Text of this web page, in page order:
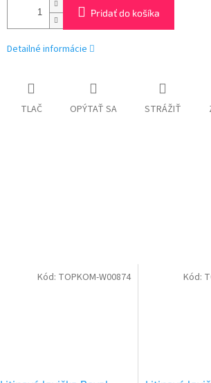
Pridať do košíka
Detailné informácie
TLAČ OPÝTAŤ SA STRÁŽIŤ
Kód: TOPKOM-W00874 Kód: